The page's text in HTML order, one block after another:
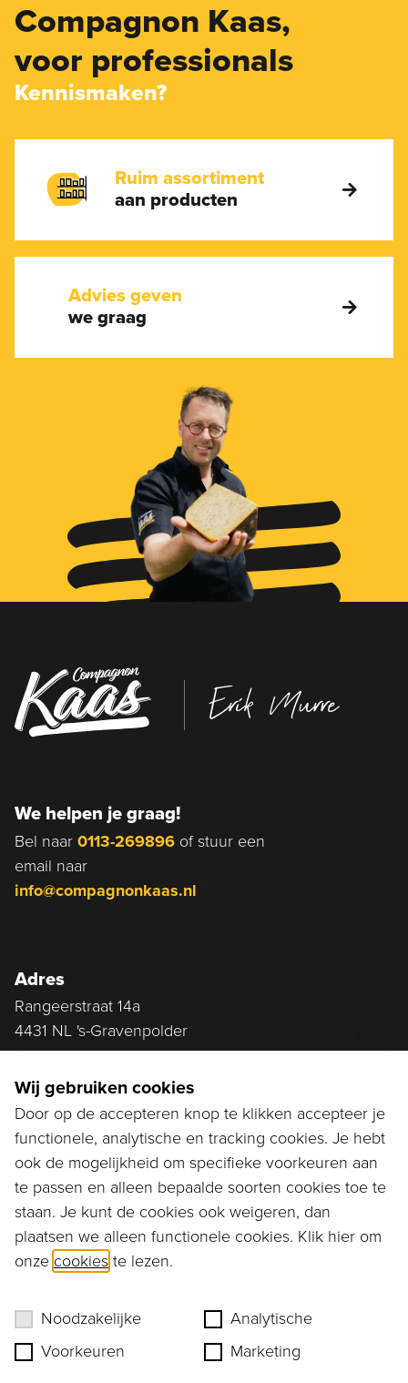
Compagnon Kaas,
voor professionals
Kennismaken?
Ruim assortiment
aan producten
Advies geven
we graag
Erik Murre
We helpen je graag!
Bel naar 0113-269896 of stuur een
email naar
info@compagnonkaas.nl
Adres
Rangeerstraat 14a
4431 NL 's-Gravenpolder
Ga naar...
Bestellen
Diensten
Assortiment
Ons verhaal
Wij gebruiken cookies
Door op de accepteren knop te klikken accepteer je
functionele, analytische en tracking cookies. Je hebt
ook de mogelijkheid om specifieke voorkeuren aan
te passen en alleen bepaalde soorten cookies toe te
staan. Je kunt de cookies ook weigeren, dan
plaatsen we alleen functionele cookies. Klik hier om
onze cookies te lezen.
Noodzakelijke
Analytische
Voorkeuren
Marketing